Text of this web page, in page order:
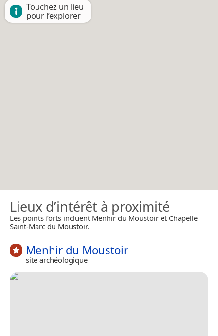
Touchez un lieu
pour l’explorer
Lieux d’intérêt à proximité
Les points forts incluent Menhir du Moustoir et Chapelle
Saint-Marc du Moustoir.
Menhir du Moustoir
site archéologique